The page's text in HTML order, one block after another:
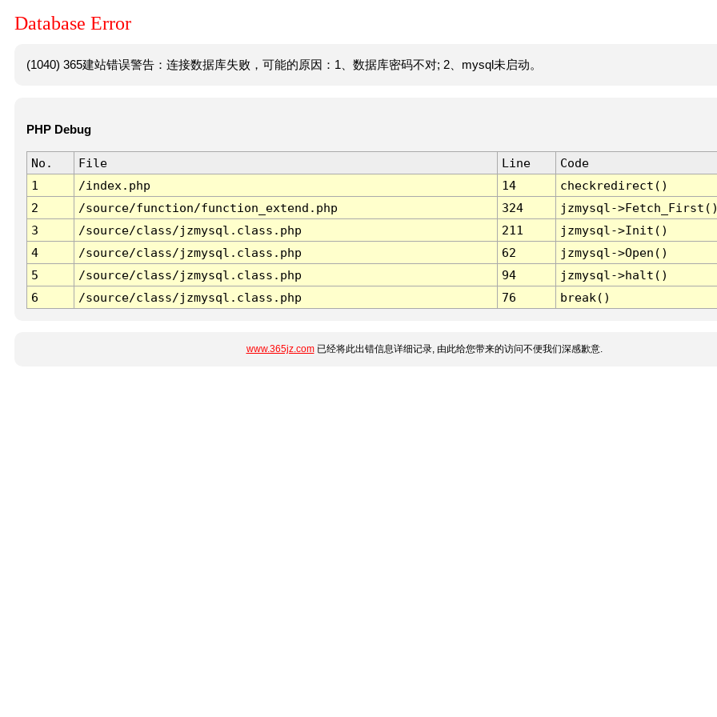
Database Error
(1040) 365建站错误警告：连接数据库失败，可能的原因：1、数据库密码不对; 2、mysql未启动。
PHP Debug
No. File Line
Code
1
/index.php 14
checkredirect()
2
/source/function/function_extend.php 324
jzmysql-
3
/source/class/jzmysql.class.php 211
jzmysql->Init()
4
/source/class/jzmysql.class.php 62
jzmysql->Open()
5
/source/class/jzmysql.class.php 94
jzmysql->halt()
6
/source/class/jzmysql.class.php 76 break()
www.365jz.com已经将此出错信息详细记录, 由此给您带来的访问不便我们深感歉意.